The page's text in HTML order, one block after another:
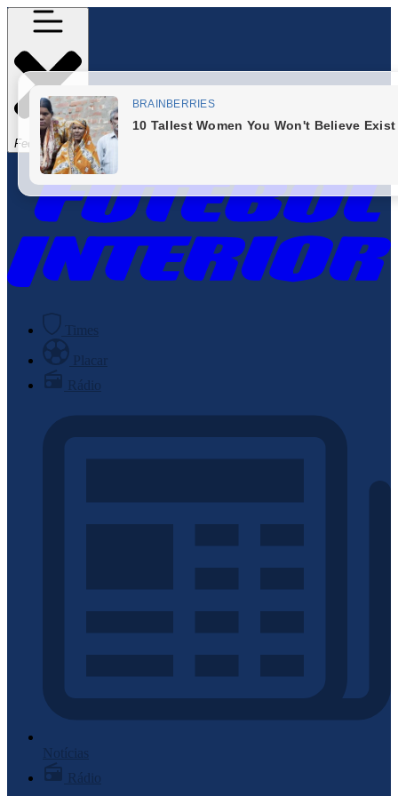
Fechar Menu
Times
Placar
Rádio
Notícias
Rádio